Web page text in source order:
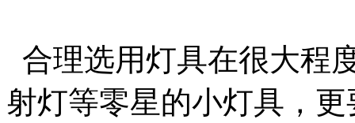
合理选用灯具在很大程
射灯等零星的小灯具，